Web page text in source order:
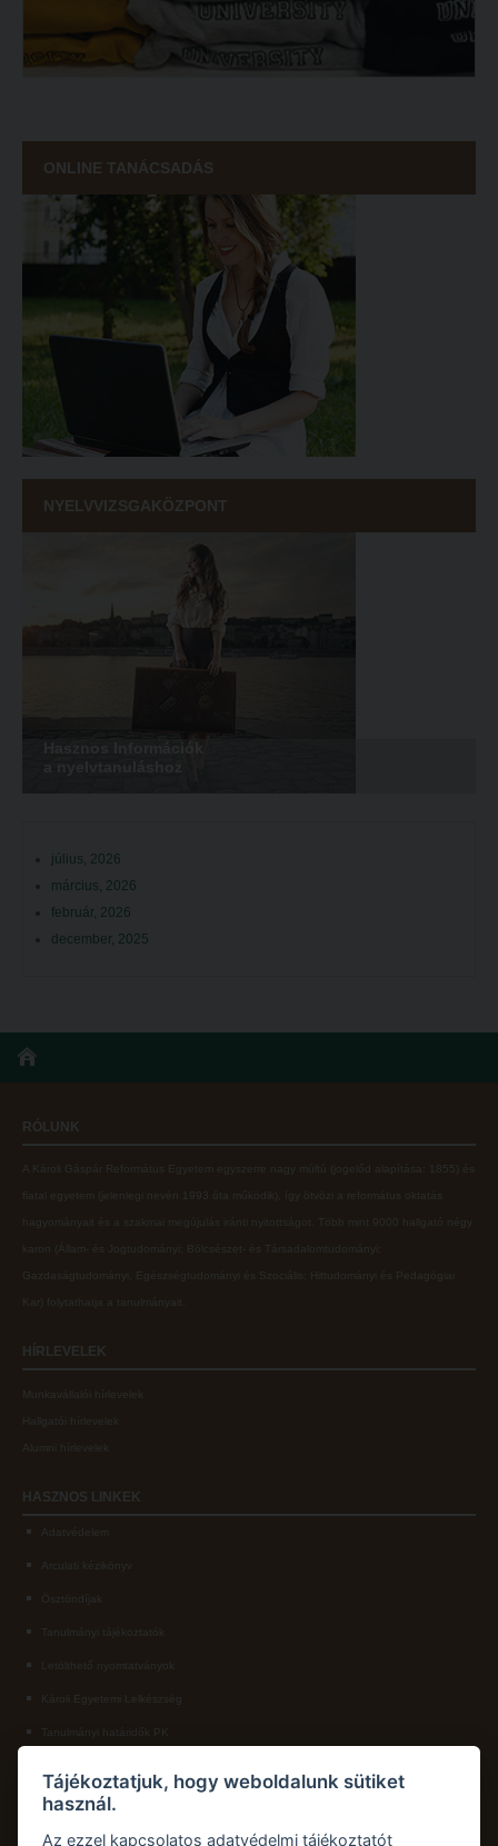
ONLINE TANÁCSADÁS
NYELVVIZSGAKÖZPONT
július, 2026
március, 2026
február, 2026
december, 2025
RÓLUNK
A Károli Gáspár Református Egyetem egyszerre nagy múltú (jogelőd alapítása: 1855) és
fiatal egyetem (jelenlegi nevén 1993 óta működik), így ötvözi a református oktatás
hagyományait és a szakmai megújulás iránti nyitottságot. Több mint 9000 hallgató négy
karon ( Állam- és Jogtudományi; Bölcsészet- és Társadalomtudományi;
Gazdaságtudományi, Egészségtudományi és Szociális; Hittudományi és Pedagógiai
Kar ) folytathatja a tanulmányait.
HÍRLEVELEK
Munkavállalói hírlevelek
Hallgatói hírlevelek
Alumni hírlevelek
HASZNOS LINKEK
Adatvédelem
Arculati kézikönyv
Ösztöndíjak
Tanulmányi tájékoztatók
Letölthető nyomtatványok
Károli Egyetemi Lelkészség
Tanulmányi határidők PK
KAPCSOLAT
Károli Gáspár Református Egyetem, Pedagógiai Kar
Tájékoztatjuk, hogy weboldalunk sütiket
használ.
Az ezzel kapcsolatos adatvédelmi tájékoztatót